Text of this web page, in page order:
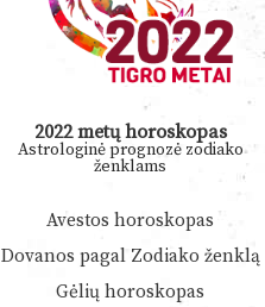
2022 metų horoskopas
Astrologinė prognozė zodiako
ženklams
Avestos horoskopas
Dovanos pagal Zodiako ženklą
Gėlių horoskopas